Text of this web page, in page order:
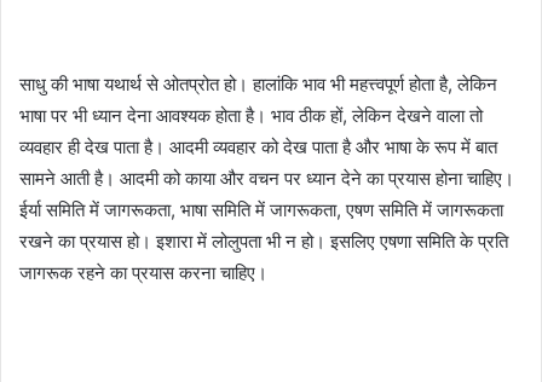
साधु की भाषा यथार्थ से ओतप्रोत हो। हालांकि भाव भी महत्त्वपूर्ण होता है, लेकिन
भाषा पर भी ध्यान देना आवश्यक होता है। भाव ठीक हों, लेकिन देखने वाला तो
व्यवहार ही देख पाता है। आदमी व्यवहार को देख पाता है और भाषा के रूप में बात
सामने आती है। आदमी को काया और वचन पर ध्यान देने का प्रयास होना चाहिए।
ईर्या समिति में जागरूकता, भाषा समिति में जागरूकता, एषण समिति में जागरूकता
रखने का प्रयास हो। इशारा में लोलुपता भी न हो। इसलिए एषणा समिति के प्रति
जागरूक रहने का प्रयास करना चाहिए।